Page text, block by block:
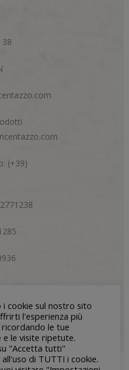
38
(+39)
s.n.c. | P.I e C.F 00064440936 |
i cookie sul nostro sito
l'esperienza più
le tue
e le visite ripetute.
"Accetta tutti"
di TUTTI i cookie.